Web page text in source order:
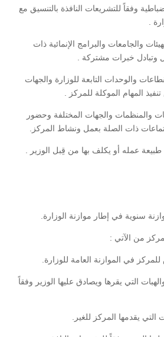
وفقاً للتشريعات النافذة بالتنسيق مع
.
والجامعات والبرامج الإنمائية ذات
وتبادل خبرات مشتركة .
والوحدات التابعة للوزارة والجهات
المهام الموكلة للمركز .
والمنظمات والجهات المختلفة وحضور
ذات الصلة بعمل ونشاط المركز.
من الآتي :
التي يقرها ويصادق عليها الوزير وفقاً